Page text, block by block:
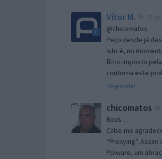
Vítor M.
@chicomatos
Peço desde já
Isto é, no
filtro imposto
contorna este
Responder
chicomatos
Boas…
Cabe-me
“Proxying”.
Pplware, um